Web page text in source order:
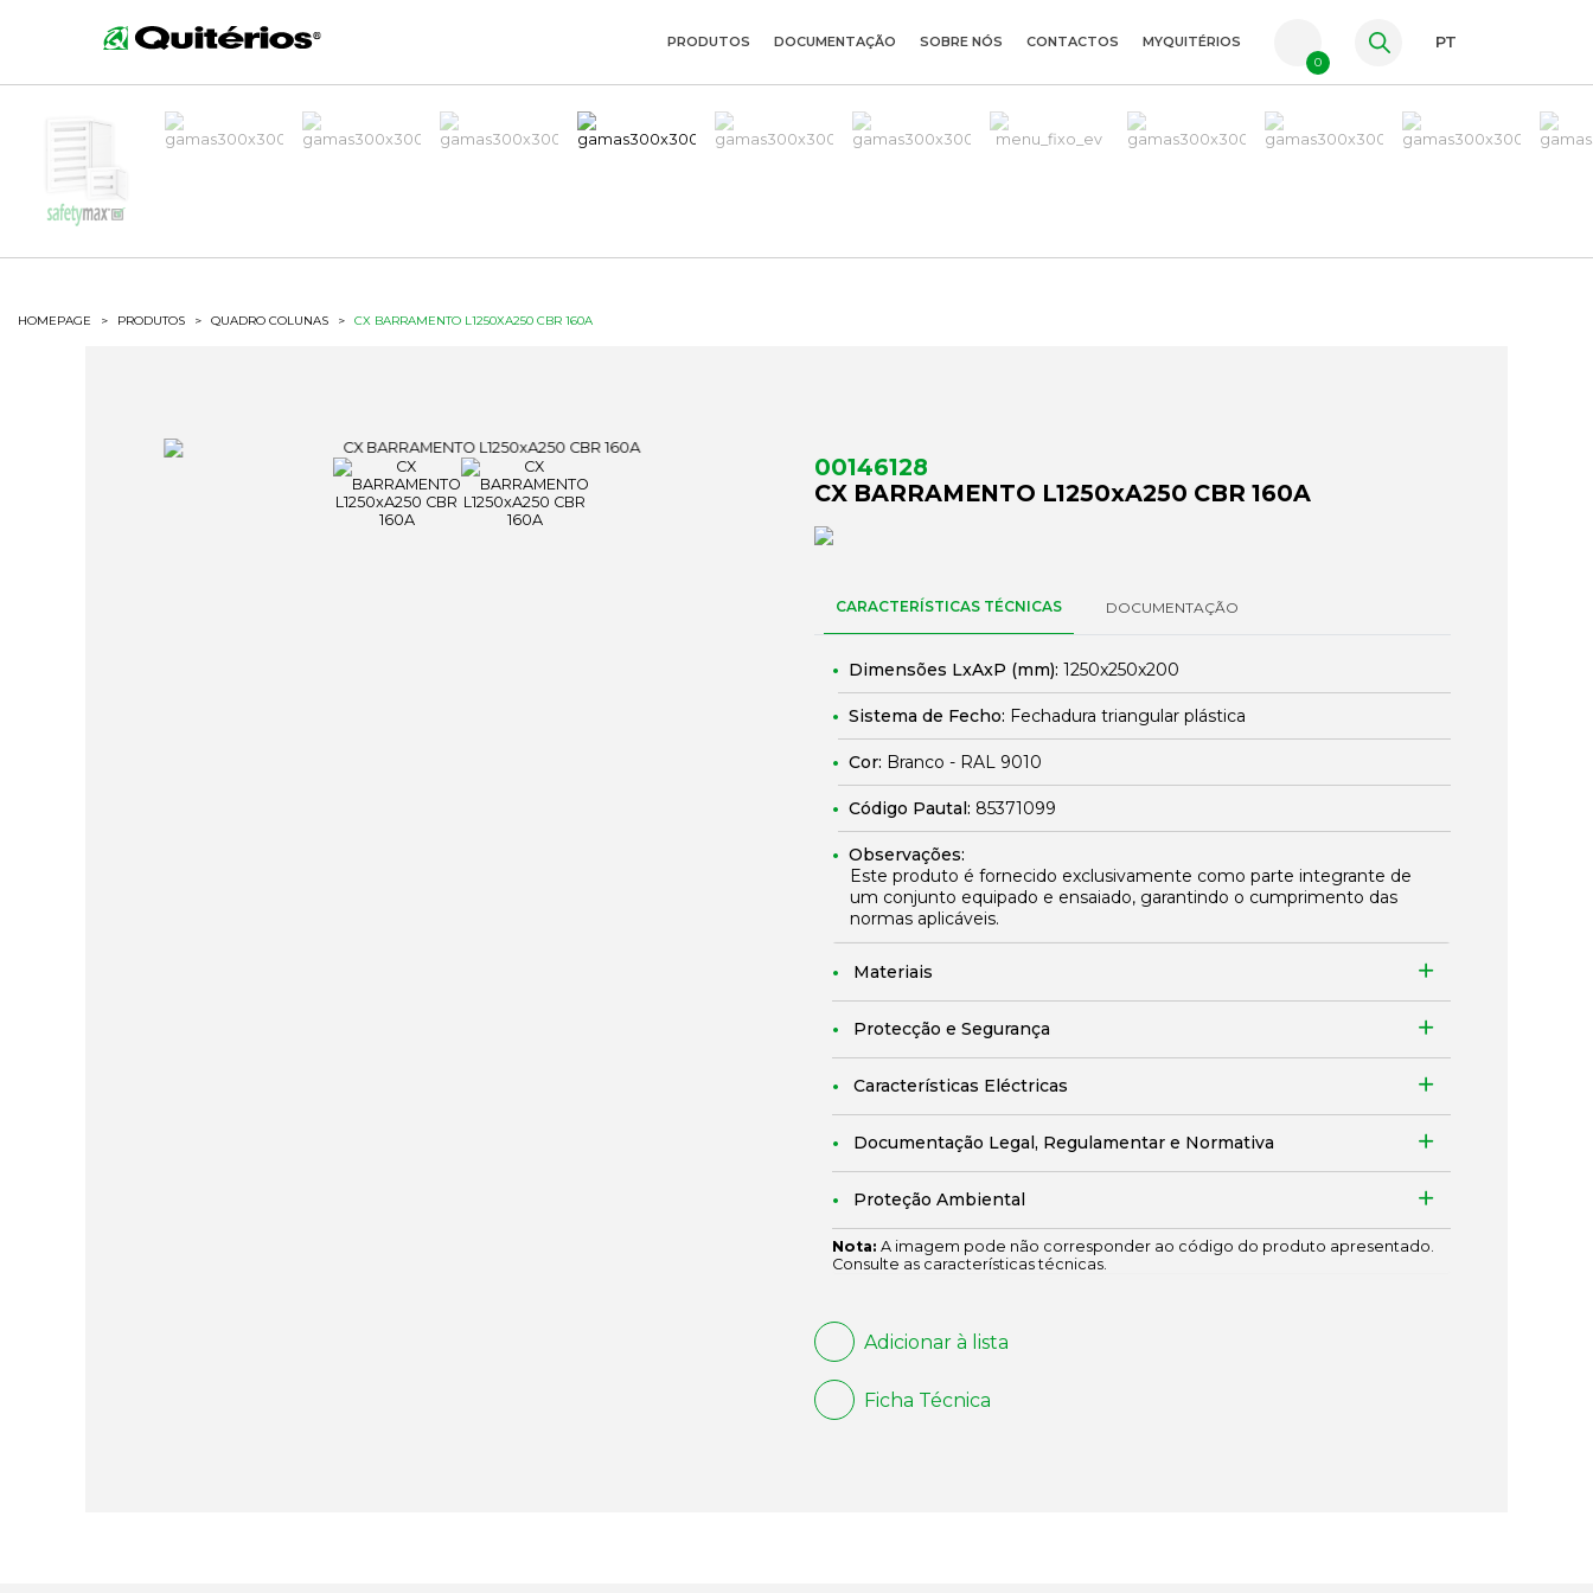
ES
PRODUTOS DOCUMENTAÇÃO SOBRE NÓS CONTACTOS MYQUITÉRIOS
0
PT
HOMEPAGE > PRODUTOS > QUADRO COLUNAS > CX BARRAMENTO L1250XA250 CBR 160A
00146128
CX BARRAMENTO L1250xA250 CBR 160A
CARACTERÍSTICAS TÉCNICAS DOCUMENTAÇÃO
Dimensões LxAxP (mm): 1250x250x200
Sistema de Fecho: Fechadura triangular plástica
Cor: Branco - RAL 9010
Código Pautal: 85371099
Observações:
Este produto é fornecido exclusivamente como parte integrante de
um conjunto equipado e ensaiado, garantindo o cumprimento das
normas aplicáveis.
Materiais
Protecção e Segurança
Características Eléctricas
Documentação Legal, Regulamentar e Normativa
Proteção Ambiental
Nota: A imagem pode não corresponder ao código do produto apresentado.
Consulte as características técnicas.
Adicionar à lista
Ficha Técnica